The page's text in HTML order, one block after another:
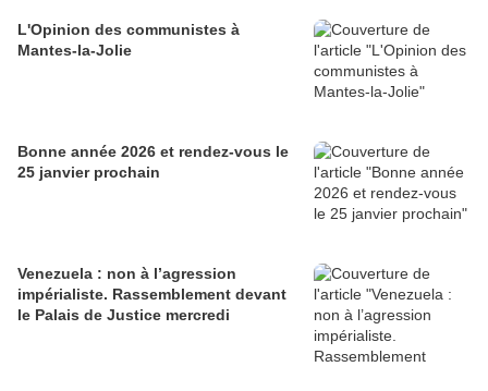
L'Opinion des communistes à
Mantes-la-Jolie
Bonne année 2026 et rendez-vous le
25 janvier prochain
Venezuela : non à l’agression
impérialiste. Rassemblement devant
le Palais de Justice mercredi